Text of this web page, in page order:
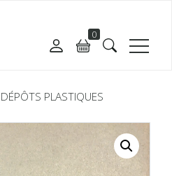
0
DÉPÔTS PLASTIQUES